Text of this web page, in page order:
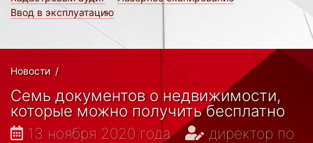
Ввод в эксплуатацию
Новости /
Семь документов о недвижимости,
которые можно получить бесплатно
13 ноября 2020 года
директор по